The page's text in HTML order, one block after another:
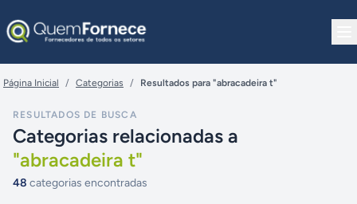
Página Inicial / Categorias / Resultados para "abracadeira t"
RESULTADOS DE BUSCA
Categorias relacionadas a
"abracadeira t"
48 categorias encontradas